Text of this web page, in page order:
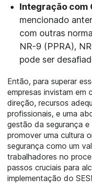
Integração com
mencionado
com outras
NR-9 (PPRA),
pode ser
Então, para superar
empresas invistam em
direção, recursos
profissionais, e uma
gestão da segurança
promover uma cultura
segurança como um
trabalhadores no
passos cruciais para
implementação do